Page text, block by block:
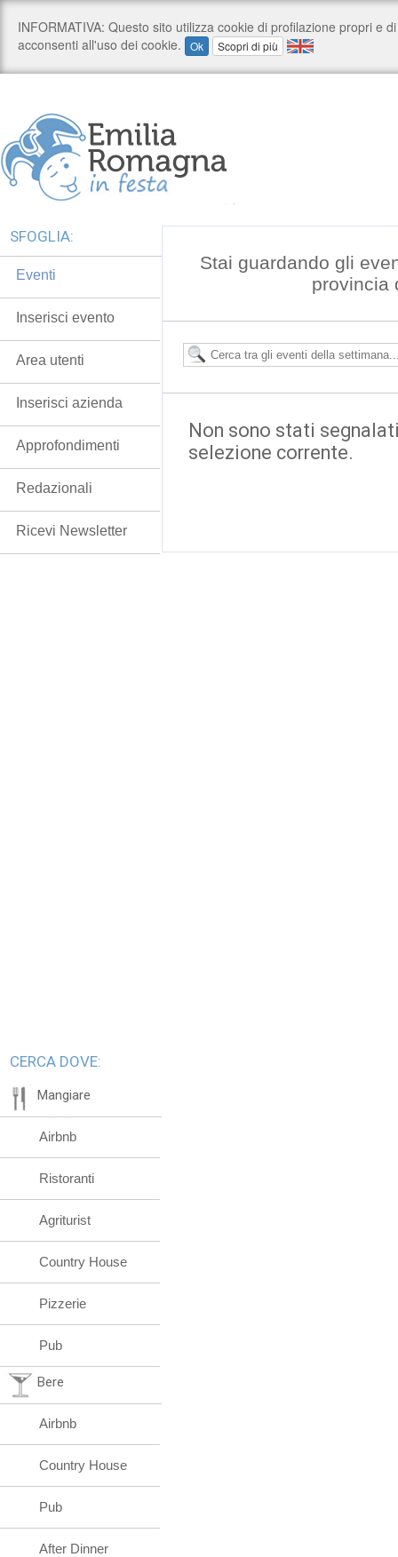
Stai guardando gli
provincia
Non sono stati
selezione corrente.
SFOGLIA:
Eventi
Inserisci evento
Area utenti
Inserisci azienda
Approfondimenti
Redazionali
Ricevi Newsletter
CERCA DOVE:
Mangiare
Airbnb
Ristoranti
Agriturist
Country House
Pizzerie
Pub
Bere
Airbnb
Country House
Pub
After Dinner